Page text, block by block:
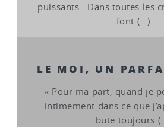
puissants.. Dans toutes les
font (…)
LE MOI, UN
« Pour ma part, quand je
intimement dans ce que
bute toujours